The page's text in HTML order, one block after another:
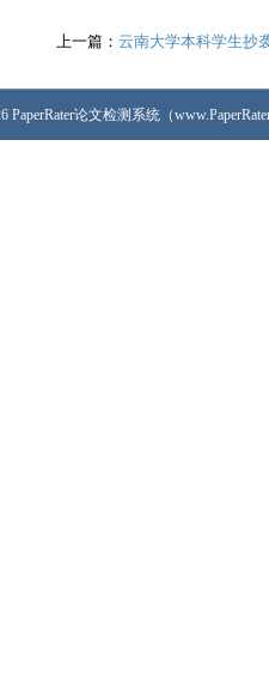
上一篇： 云南大学本科学生抄
PaperRater论文检测系统（